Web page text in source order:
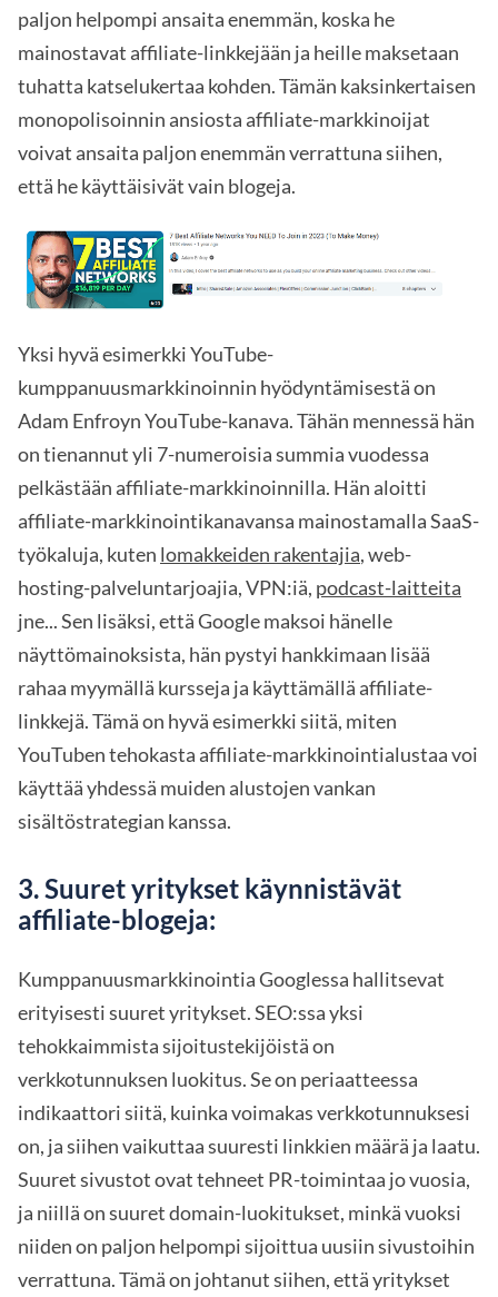
paljon helpompi ansaita enemmän, koska he
mainostavat affiliate-linkkejään ja heille maksetaan
tuhatta katselukertaa kohden. Tämän kaksinkertaisen
monopolisoinnin ansiosta affiliate-markkinoijat
voivat ansaita paljon enemmän verrattuna siihen,
että he käyttäisivät vain blogeja.
Yksi hyvä esimerkki YouTube-
kumppanuusmarkkinoinnin hyödyntämisestä on
Adam Enfroyn YouTube-kanava. Tähän mennessä hän
on tienannut yli 7-numeroisia summia vuodessa
pelkästään affiliate-markkinoinnilla. Hän aloitti
affiliate-markkinointikanavansa mainostamalla SaaS-
työkaluja, kuten lomakkeiden rakentajia, web-
hosting-palveluntarjoajia, VPN:iä, podcast-laitteita
jne... Sen lisäksi, että Google maksoi hänelle
näyttömainoksista, hän pystyi hankkimaan lisää
rahaa myymällä kursseja ja käyttämällä affiliate-
linkkejä. Tämä on hyvä esimerkki siitä, miten
YouTuben tehokasta affiliate-markkinointialustaa voi
käyttää yhdessä muiden alustojen vankan
sisältöstrategian kanssa.
3. Suuret yritykset käynnistävät
affiliate-blogeja:
Kumppanuusmarkkinointia Googlessa hallitsevat
erityisesti suuret yritykset. SEO:ssa yksi
tehokkaimmista sijoitustekijöistä on
verkkotunnuksen luokitus. Se on periaatteessa
indikaattori siitä, kuinka voimakas verkkotunnuksesi
on, ja siihen vaikuttaa suuresti linkkien määrä ja laatu.
Suuret sivustot ovat tehneet PR-toimintaa jo vuosia,
ja niillä on suuret domain-luokitukset, minkä vuoksi
niiden on paljon helpompi sijoittua uusiin sivustoihin
verrattuna. Tämä on johtanut siihen, että yritykset